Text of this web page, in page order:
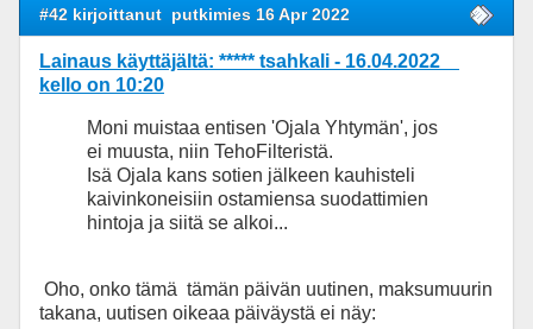
#42 kirjoittanut putkimies 16 Apr 2022
Lainaus käyttäjältä: ***** tsahkali - 16.04.2022
kello on 10:20
Moni muistaa entisen 'Ojala Yhtymän', jos
ei muusta, niin TehoFilteristä.
Isä Ojala kans sotien jälkeen kauhisteli
kaivinkoneisiin ostamiensa suodattimien
hintoja ja siitä se alkoi...
Oho, onko tämä tämän päivän uutinen, maksumuurin
takana, uutisen oikeaa päiväystä ei näy: